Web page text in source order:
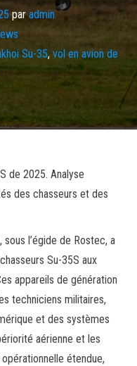
paradmin
Su-35, vol en avion de
de 2025. Analyse
des chasseurs et des
l’égide de Rostec, a
Su-35S aux
appareils de génération
techniciens militaires,
et des systèmes
aérienne et les
étendue,